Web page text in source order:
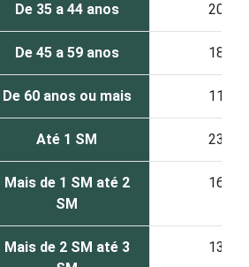
De 35 a 44 anos 20
De 45 a 59 anos 18
De 60 anos ou mais 11
Até 1 SM 23
Mais de 1 SM até 2
SM
16
Mais de 2 SM até 3
13